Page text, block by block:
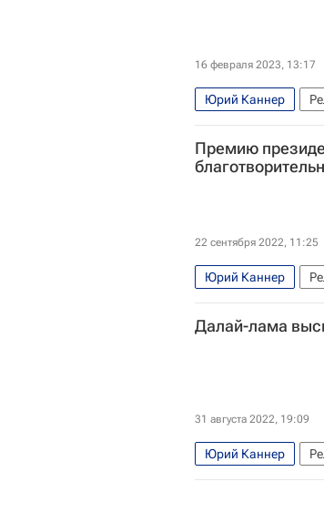
16 февраля 2023, 13:17
Юрий Каннер
Российский
Премию
22 сентября 2022, 11:25
Юрий Каннер
Религия
Далай-лама
31 августа 2022, 19:09
Юрий Каннер
Северный Кавказ